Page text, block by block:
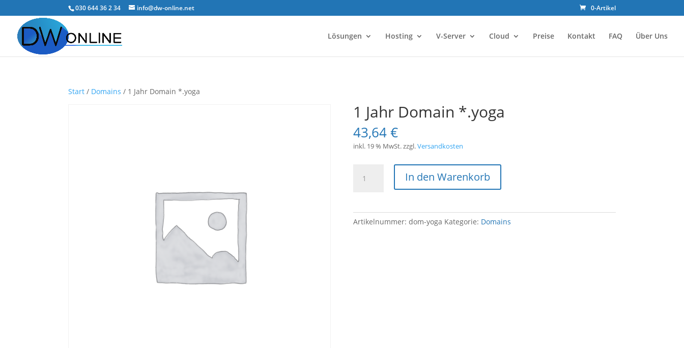
030 644 36 2 34 info@dw-online.net 0-Artikel
Lösungen Hosting V-Server Cloud Preise Kontakt FAQ Über Uns
Start / Domains / 1 Jahr Domain *.yoga
1 Jahr Domain *.yoga
43,64€
inkl. 19 % MwSt. zzgl.Versandkosten
Jahr
Menge
In den Warenkorb
Artikelnummer: dom-yoga Kategorie: Domains